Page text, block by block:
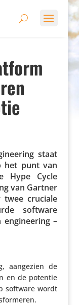
staat
het punt van
Hype Cycle
van Gartner
cruciale
software
engi­nee­ring –
aangezien de
en de potentie
software wordt